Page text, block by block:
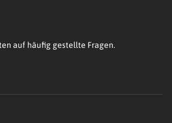
auf häufig gestellte Fragen.